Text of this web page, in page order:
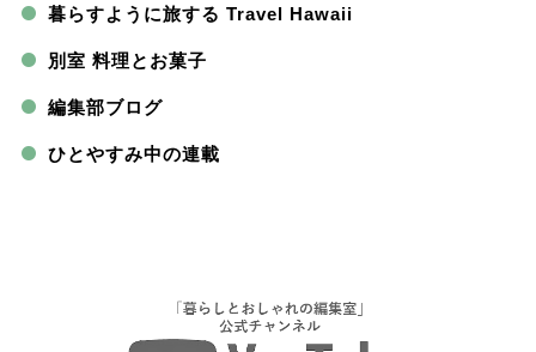
暮らすように旅する Travel Hawaii
別室 料理とお菓子
編集部ブログ
ひとやすみ中の連載